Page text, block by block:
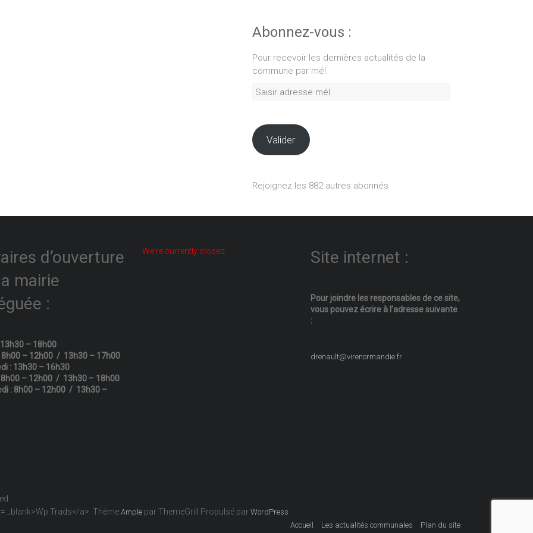
Abonnez-vous :
Pour recevoir les dernières actualités de la
commune par mél.
Saisir
Valider
Rejoignez les 882 autres abonnés
d’ouverture
mairie
:
13h30 – 18h00
8h00 – 12h00 / 13h30 – 17h00
: 13h30 – 16h30
8h00 – 12h00 / 13h30 – 18h00
: 8h00 – 12h00 / 13h30 –
We're currently closed. Site internet :
Pour joindre les responsables de ce site,
vous pouvez écrire à l’adresse suivante
:
drenault@virenormandie.fr
_blank>Wp Trads</a>. Thème Ample par ThemeGrill Propulsé par WordPress
Accueil
Les actualités communales Plan du site